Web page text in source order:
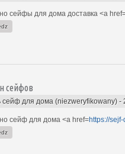
сейфы для дома доставка <a
сейфов
сейф для дома (niezweryfikowany) -
сейф для дома <a href=https://